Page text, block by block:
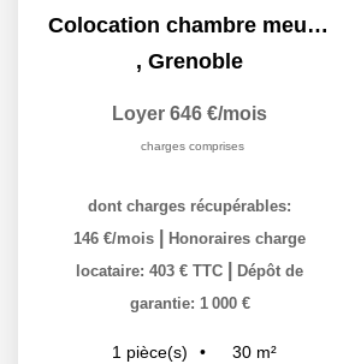
Colocation chambre meublée dans un 4P + C - 30 m²
, Grenoble
Loyer 646 €/mois
charges comprises
dont charges récupérables:
146 €/mois
Honoraires charge
locataire: 403 € TTC
Dépôt de
garantie: 1 000 €
1 pièce(s) 30 m²